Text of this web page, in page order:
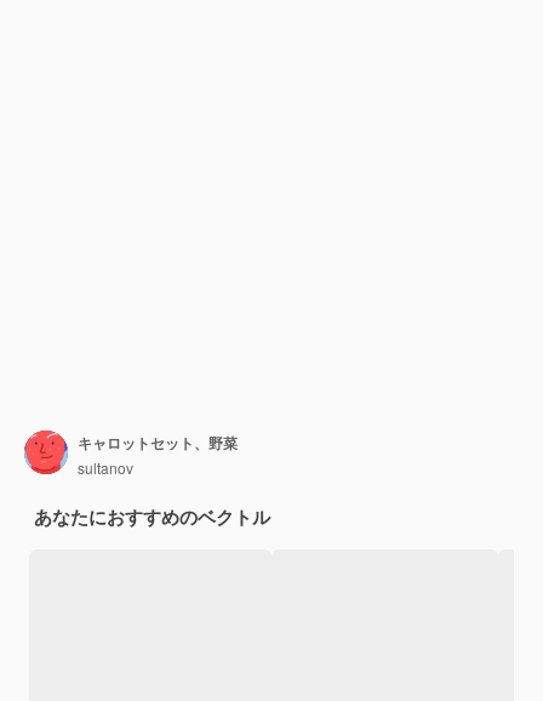
キャロットセット、野菜
sultanov
あなたにおすすめのベクトル